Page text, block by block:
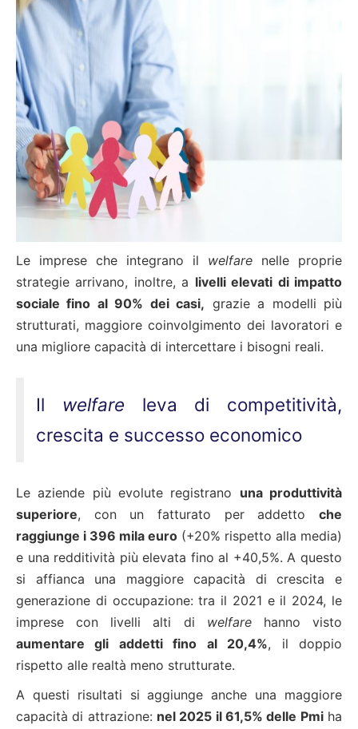
Le imprese che integrano il welfare nelle proprie
strategie arrivano, inoltre, a livelli elevati di impatto
sociale fino al 90% dei casi, grazie a modelli più
strutturati, maggiore coinvolgimento dei lavoratori e
una migliore capacità di intercettare i bisogni reali.
Il welfare leva di competitività,
crescita e successo economico
Le aziende più evolute registrano una produttività
superiore, con un fatturato per addetto che
raggiunge i 396 mila euro (+20% rispetto alla media)
e una redditività più elevata fino al +40,5%. A questo
si affianca una maggiore capacità di crescita e
generazione di occupazione: tra il 2021 e il 2024, le
imprese con livelli alti di welfarehanno visto
aumentare gli addetti fino al 20,4%, il doppio
rispetto alle realtà meno strutturate.
A questi risultati si aggiunge anche una maggiore
capacità di attrazione: nel 2025 il 61,5% delle Pmiha